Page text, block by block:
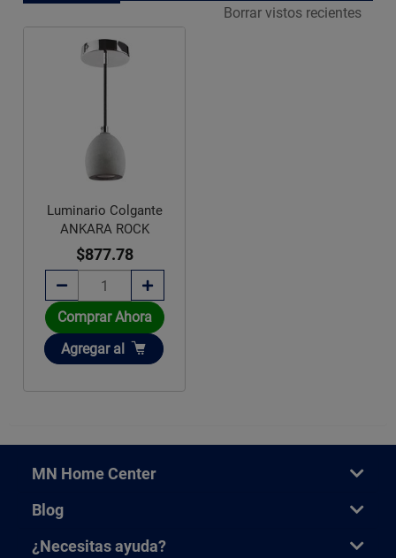
Borrar vistos recientes
Luminario Colgante
ANKARA ROCK
$877.78
Comprar Ahora
Añadir
Agregar al
MN Home Center
Blog
¿Necesitas ayuda?